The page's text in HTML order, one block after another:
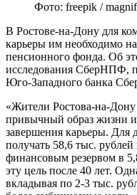
Фото: freepik /
В Ростове-на-Дону для
карьеры им необходимо
пенсионного фонда. Об
исследования СберНПФ,
Юго-Западного банка
«Жители Ростова-на-
привычный образ жизни и
завершения карьеры. Для
получать 58,6 тыс. рублей
финансовым резервом в
эту цель после 40 лет.
вкладывая по 2-3 тыс.